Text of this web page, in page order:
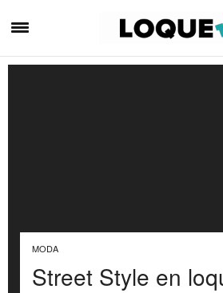
MODA
Street Style en